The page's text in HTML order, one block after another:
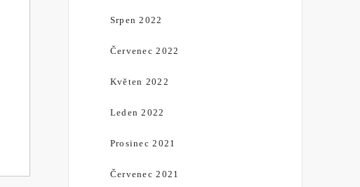
Srpen 2022
Červenec 2022
Květen 2022
Leden 2022
Prosinec 2021
Červenec 2021